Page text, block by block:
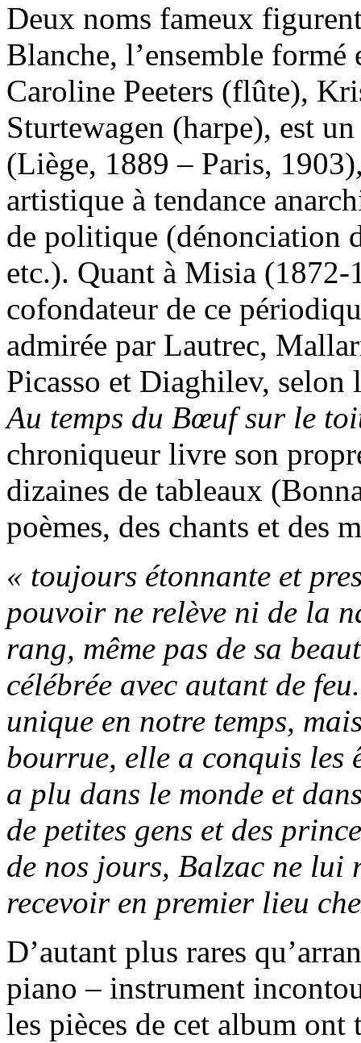
Deux noms fameux
Blanche, l’ensemble
Caroline Peeters (flûte),
Sturtewagen (harpe), est
(Liège, 1889 – Paris, 1903)
artistique à tendance
de politique (dénonciation
etc.). Quant à Misia (1872-
cofondateur de ce
admirée par Lautrec,
Picasso et Diaghilev, selon
Au temps du Bœuf sur le
chroniqueur livre son
dizaines de tableaux
poèmes, des chants et des
« toujours étonnante et
pouvoir ne relève ni de la
rang, même pas de sa
célébrée avec autant de
unique en notre temps,
bourrue, elle a conquis les
a plu dans le monde et
de petites gens et des
de nos jours, Balzac ne lui
recevoir en premier lieu
D’autant plus rares
piano – instrument
les pièces de cet album